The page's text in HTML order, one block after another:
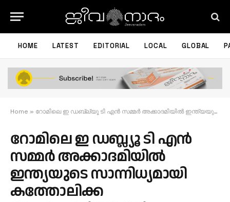
HOME LATEST EDITORIAL LOCAL GLOBAL
Home » റോമിലെ ഇ ഡബ്ല്യൂ ടി എൻ സമ്മർ അക്കാദമിയിൽ ഇന്ത്യയുടെ സാന്നിധ്യമായി കത്തോലിക്ക മാധ്യമപ്രവർത്തകൻ
റോമിലെ ഇ ഡബ്ല്യൂ ടി എൻ
സമ്മർ അക്കാദമിയിൽ
ഇന്ത്യയുടെ സാന്നിധ്യമായി
കത്തോലിക്ക